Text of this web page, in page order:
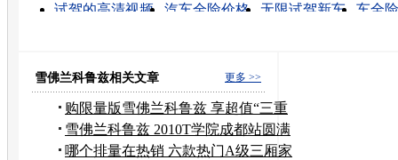
试驾的高清视频 汽车全险价格 无限试驾新车
车全
更多 >>
雪佛兰科鲁兹相关文章
购限量版雪佛兰科鲁兹 享超值“三重
礼”
雪佛兰科鲁兹 2010T学院成都站圆满
结束
哪个排量在热销 六款热门A级三厢家